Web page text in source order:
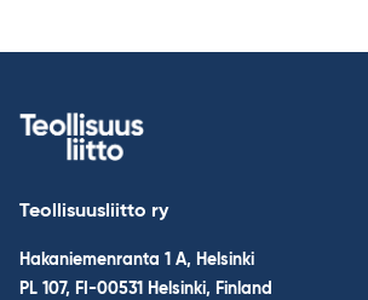
Teollisuusliitto ry
Hakaniemenranta 1 A, Helsinki
PL 107, FI-00531 Helsinki, Finland